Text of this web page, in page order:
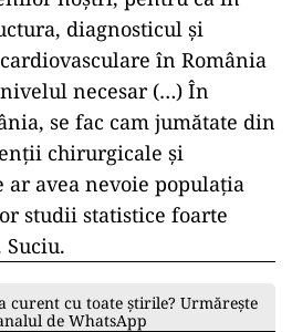
diagnosticul şi
în România
necesar (…) În
se fac cam jumătate din
chirurgicale şi
ar avea nevoie populaţia
studii statistice foarte
Suciu.
curent cu toate știrile? Urmărește
de WhatsApp